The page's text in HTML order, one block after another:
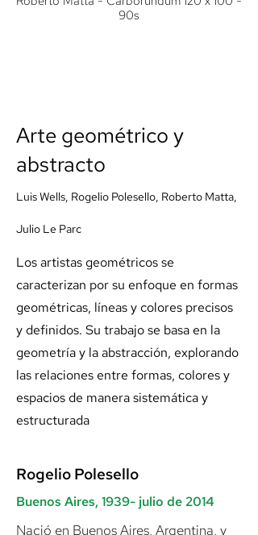
90s
Arte geométrico y
abstracto
Luis Wells, Rogelio Polesello, Roberto Matta,
Julio Le Parc
Los artistas geométricos se
caracterizan por su enfoque en formas
geométricas, líneas y colores precisos
y definidos. Su trabajo se basa en la
geometría y la abstracción, explorando
las relaciones entre formas, colores y
espacios de manera sistemática y
estructurada
Rogelio Polesello
Buenos Aires, 1939- julio de 2014
Nació en Buenos Aires, Argentina, y